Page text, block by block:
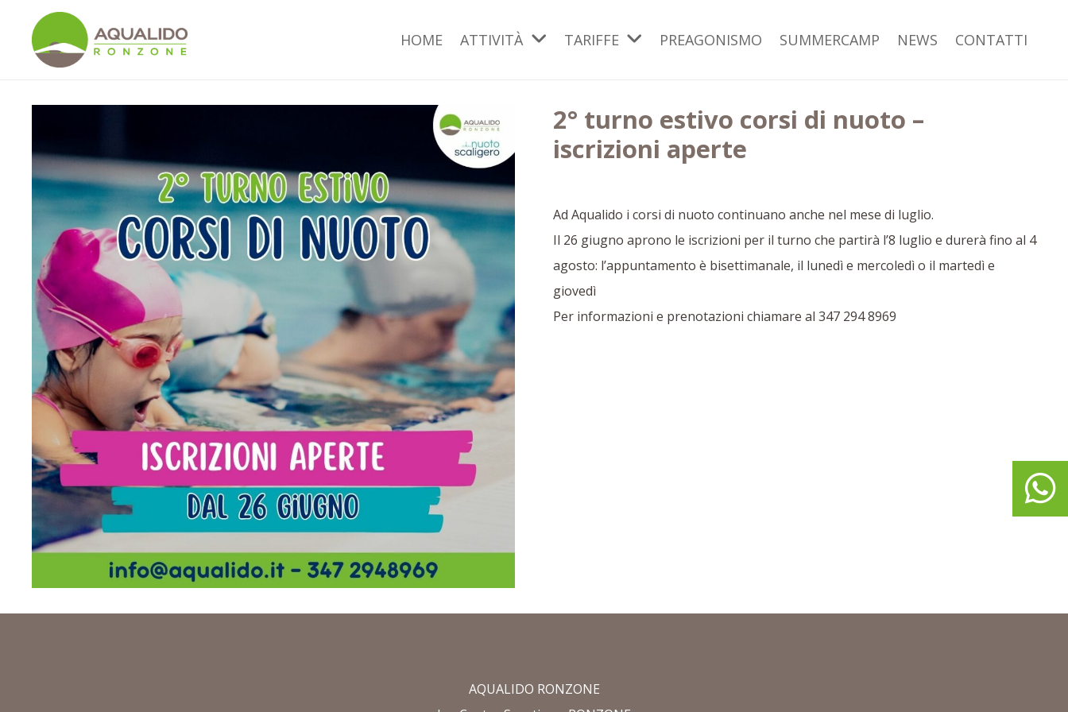
HOME ATTIVITÀ TARIFFE PREAGONISMO SUMMERCAMP NEWS CONTATTI
2° turno estivo corsi di nuoto –
iscrizioni aperte
Ad Aqualido i corsi di nuoto continuano anche nel mese di luglio.
Il 26 giugno aprono le iscrizioni per il turno che partirà l’8 luglio e durerà fino al 4
agosto: l’appuntamento è bisettimanale, il lunedì e mercoledì o il martedì e
giovedì
Per informazioni e prenotazioni chiamare al 347 294 8969
AQUALIDO RONZONE